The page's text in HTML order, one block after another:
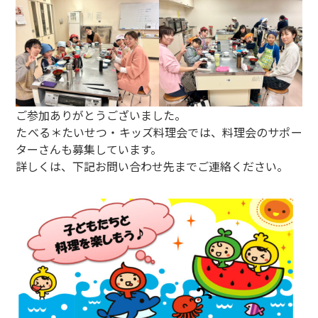
ご参加ありがとうございました。
たべる＊たいせつ・キッズ料理会では、料理会のサポー
ターさんも募集しています。
詳しくは、下記お問い合わせ先までご連絡ください。